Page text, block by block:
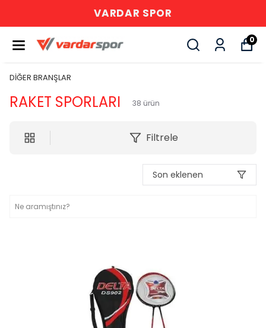
VARDAR SPOR
0
DİĞER BRANŞLAR
RAKET SPORLARI 38 ürün
Filtrele
Son eklenen